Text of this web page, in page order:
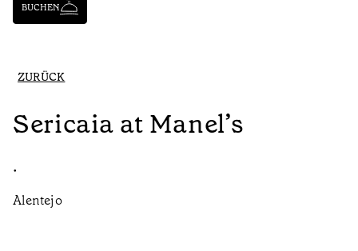
BUCHEN
ZURÜCK
Sericaia at Manel’s
•
Alentejo